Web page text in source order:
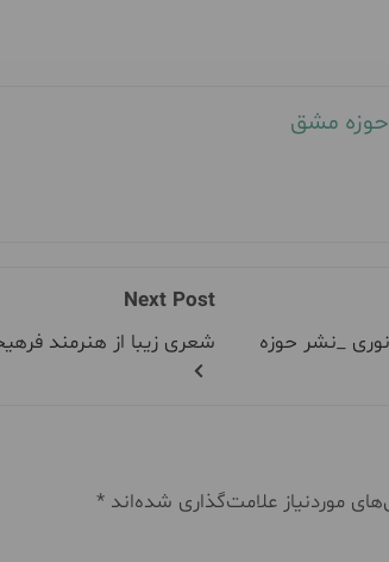
حوزه مشق
_نشر حوزه
Next Post
شعری زیبا از هنرمند
موردنیاز علامت‌گذاری شده‌اند *